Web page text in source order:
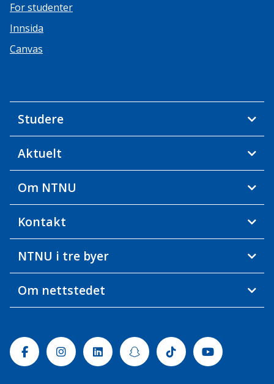
For studenter
Innsida
Canvas
Studere
Aktuelt
Om NTNU
Kontakt
NTNU i tre byer
Om nettstedet
FacebookInstagramLinkedinSnapchatTiktok Youtube